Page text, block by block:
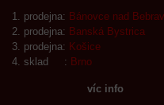
prodejna: Bánovce nad
prodejna: Banská Bystrica
prodejna: Košice
sklad : Brno +420
víc info